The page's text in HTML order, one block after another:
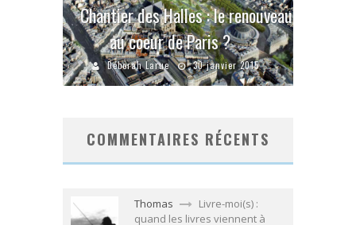
Chantier des Halles : le renouveau
au coeur de Paris ?
Déborah Larue 30 janvier 2015
COMMENTAIRES RÉCENTS
Thomas
Livre-moi(s) :
quand les livres viennent à